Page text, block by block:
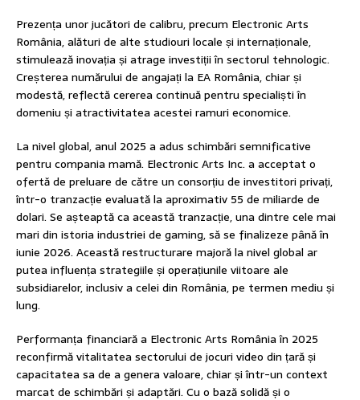
Prezența unor jucători de calibru, precum Electronic Arts
România, alături de alte studiouri locale și internaționale,
stimulează inovația și atrage investiții în sectorul tehnologic.
Creșterea numărului de angajați la EA România, chiar și
modestă, reflectă cererea continuă pentru specialiști în
domeniu și atractivitatea acestei ramuri economice.
La nivel global, anul 2025 a adus schimbări semnificative
pentru compania mamă. Electronic Arts Inc. a acceptat o
ofertă de preluare de către un consorțiu de investitori privați,
într-o tranzacție evaluată la aproximativ 55 de miliarde de
dolari. Se așteaptă ca această tranzacție, una dintre cele mai
mari din istoria industriei de gaming, să se finalizeze până în
iunie 2026. Această restructurare majoră la nivel global ar
putea influența strategiile și operațiunile viitoare ale
subsidiarelor, inclusiv a celei din România, pe termen mediu și
lung.
Performanța financiară a Electronic Arts România în 2025
reconfirmă vitalitatea sectorului de jocuri video din țară și
capacitatea sa de a genera valoare, chiar și într-un context
marcat de schimbări și adaptări. Cu o bază solidă și o